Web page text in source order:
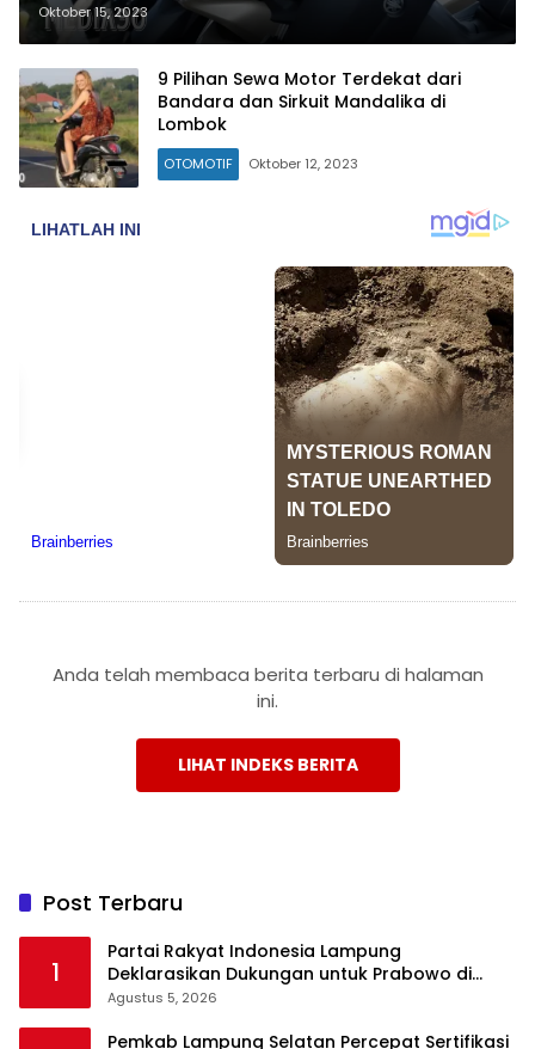
Oktober 15, 2023
9 Pilihan Sewa Motor Terdekat dari
Bandara dan Sirkuit Mandalika di
Lombok
OTOMOTIF Oktober 12, 2023
Anda telah membaca berita terbaru di halaman
ini.
LIHAT INDEKS BERITA
Post Terbaru
1
Partai Rakyat Indonesia Lampung
Deklarasikan Dukungan untuk Prabowo di
Pilpres 2029
Agustus 5, 2026
Pemkab Lampung Selatan Percepat Sertifikasi